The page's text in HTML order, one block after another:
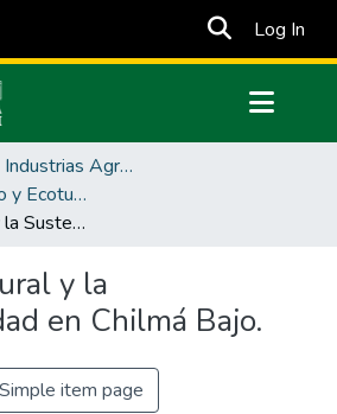
Log In
Facultad de Industrias Agropecuarias y Ciencias Ambientales
Carrera de Turismo y Ecoturimo
El Turismo Rural y la Sustentabilidad en Chilmá Bajo.
y la
en Chilmá Bajo.
Simple item page